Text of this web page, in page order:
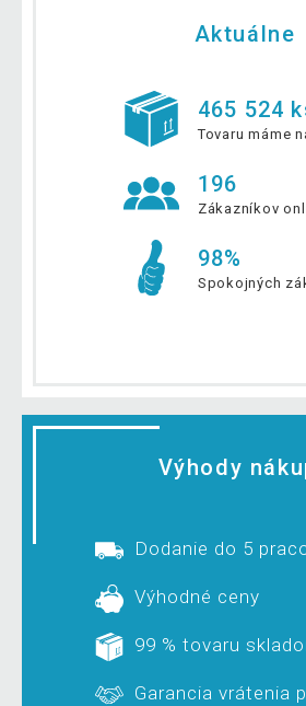
Aktuálne
465 524
Tovaru máme
196
Zákazníkov
98%
Spokojných
Výhody
Dodanie do 5
Výhodné ceny
99 % tovaru
Garancia vrátenia